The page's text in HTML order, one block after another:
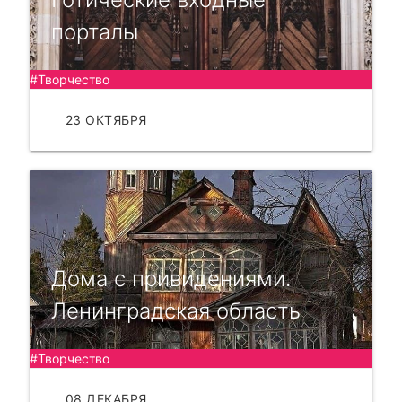
порталы
#Творчество
23 ОКТЯБРЯ
Дома с привидениями.
Ленинградская область
#Творчество
08 ДЕКАБРЯ